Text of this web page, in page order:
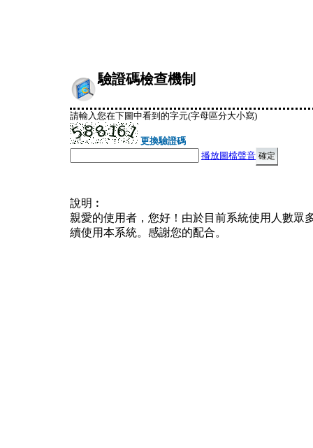
驗證碼檢查機制
請輸入您在下圖中看到的字元(字母區分大小寫)
更換驗證碼
播放圖檔聲音
說明︰
親愛的使用者，您好！由於目前系統使用人數眾
續使用本系統。感謝您的配合。